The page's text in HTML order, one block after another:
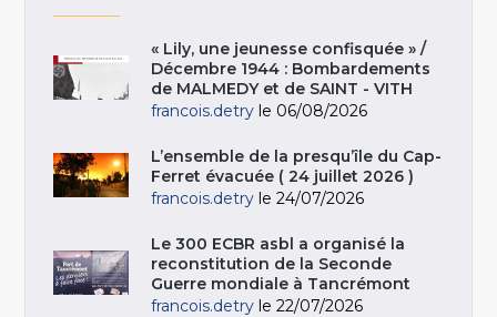
« Lily, une jeunesse confisquée » /
Décembre 1944 : Bombardements
de MALMEDY et de SAINT - VITH
francois.detry le 06/08/2026
L’ensemble de la presqu’île du Cap-
Ferret évacuée ( 24 juillet 2026 )
francois.detry le 24/07/2026
Le 300 ECBR asbl a organisé la
reconstitution de la Seconde
Guerre mondiale à Tancrémont
francois.detry le 22/07/2026